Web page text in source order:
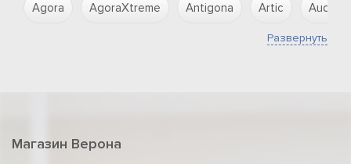
Agora AgoraXtreme Antigona Artic Aude
Развернуть
Магазин Верона